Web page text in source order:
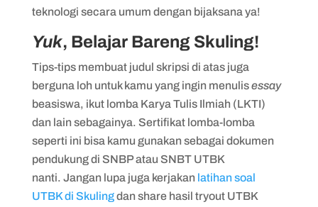
teknologi secara umum dengan bijaksana ya!
Yuk, Belajar Bareng Skuling!
Tips-tips membuat judul skripsi di atas juga
berguna loh untuk kamu yang ingin menulisessay
beasiswa, ikut lomba Karya Tulis Ilmiah (LKTI)
dan lain sebagainya. Sertifikat lomba-lomba
seperti ini bisa kamu gunakan sebagai dokumen
pendukung di SNBP atau SNBT UTBK
nanti. Jangan lupa juga kerjakan latihan soal
UTBK di Skulingdan share hasil tryout UTBK